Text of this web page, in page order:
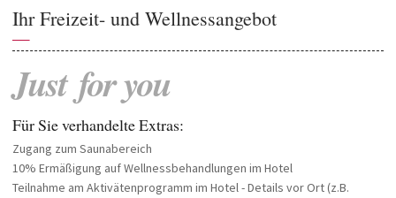
Ihr Freizeit- und Wellnessangebot
—
Just foryou
Für Sie verhandelte Extras:
Zugang zum Saunabereich
10% Ermäßigung auf Wellnessbehandlungen im Hotel
Teilnahme am Aktivätenprogramm im Hotel - Details vor Ort (z.B.